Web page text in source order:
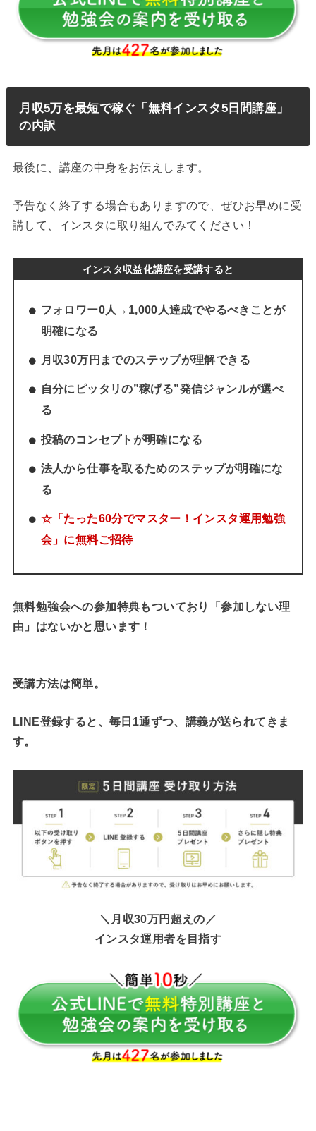
月収5万を最短で稼ぐ「無料インスタ5日間講座」
の内訳
最後に、講座の中身をお伝えします。
予告なく終了する場合もありますので、ぜひお早めに受
講して、インスタに取り組んでみてください！
インスタ収益化講座を受講すると
フォロワー0人→1,000人達成でやるべきことが
明確になる
月収30万円までのステップが理解できる
自分にピッタリの”稼げる”発信ジャンルが選べ
る
投稿のコンセプトが明確になる
法人から仕事を取るためのステップが明確にな
る
☆「たった60分でマスター！インスタ運用勉強
会」に無料ご招待
無料勉強会への参加特典もついており「参加しない理
由」はないかと思います！
受講方法は簡単。
LINE登録すると、毎日1通ずつ、講義が送られてきま
す。
＼月収30万円超えの／
インスタ運用者を目指す